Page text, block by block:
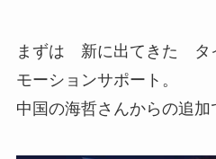
まずは 新に出てきた タ
モーションサポート。
中国の海哲さんからの追加